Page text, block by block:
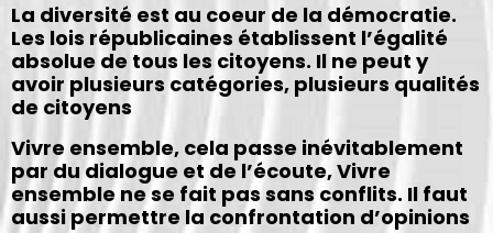
La diversité est au coeur de la démocratie.
Les lois républicaines établissent l’égalité
absolue de tous les citoyens. Il ne peut y
avoir plusieurs catégories, plusieurs qualités
de citoyens
Vivre ensemble, cela passe inévitablement
par du dialogue et de l’écoute, Vivre
ensemble ne se fait pas sans conflits. Il faut
aussi permettre la confrontation d’opinions